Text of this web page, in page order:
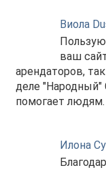
Виола
ваш
арендаторов,
деле "Народный"
помогает людям.
Илона